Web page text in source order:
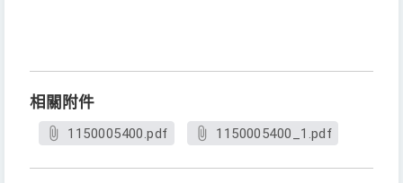
相關附件
1150005400.pdf 1150005400_1.pdf